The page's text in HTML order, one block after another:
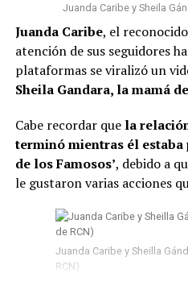
Juanda Caribe y Sheila
Juanda Caribe, el
atención de sus seguidores
plataformas se viralizó un
Sheila Gandara, la mamá
Cabe recordar que la
terminó mientras él estaba
de los Famosos’, debido a
le gustaron varias acciones
Juanda Caribe y Sheilla
RCN)